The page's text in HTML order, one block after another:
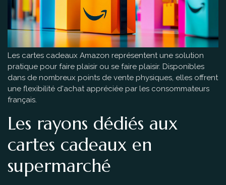
Les cartes cadeaux Amazon représentent une solution
pratique pour faire plaisir ou se faire plaisir. Disponibles
dans de nombreux points de vente physiques, elles offrent
une flexibilité d'achat appréciée par les consommateurs
français.
Les rayons dédiés aux
cartes cadeaux en
supermarché